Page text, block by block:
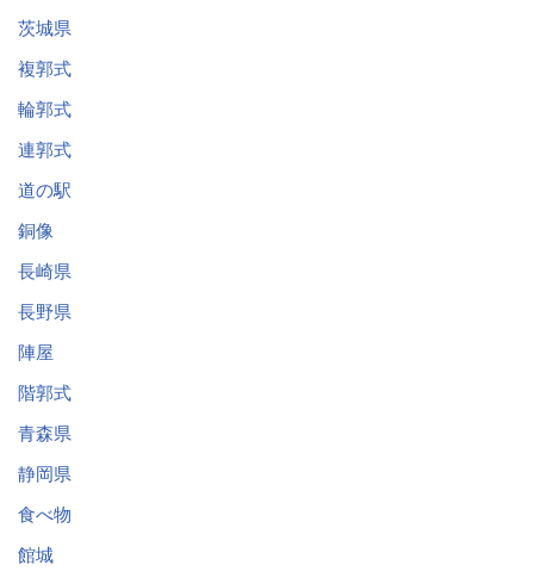
茨城県
複郭式
輪郭式
連郭式
道の駅
銅像
長崎県
長野県
陣屋
階郭式
青森県
静岡県
食べ物
館城